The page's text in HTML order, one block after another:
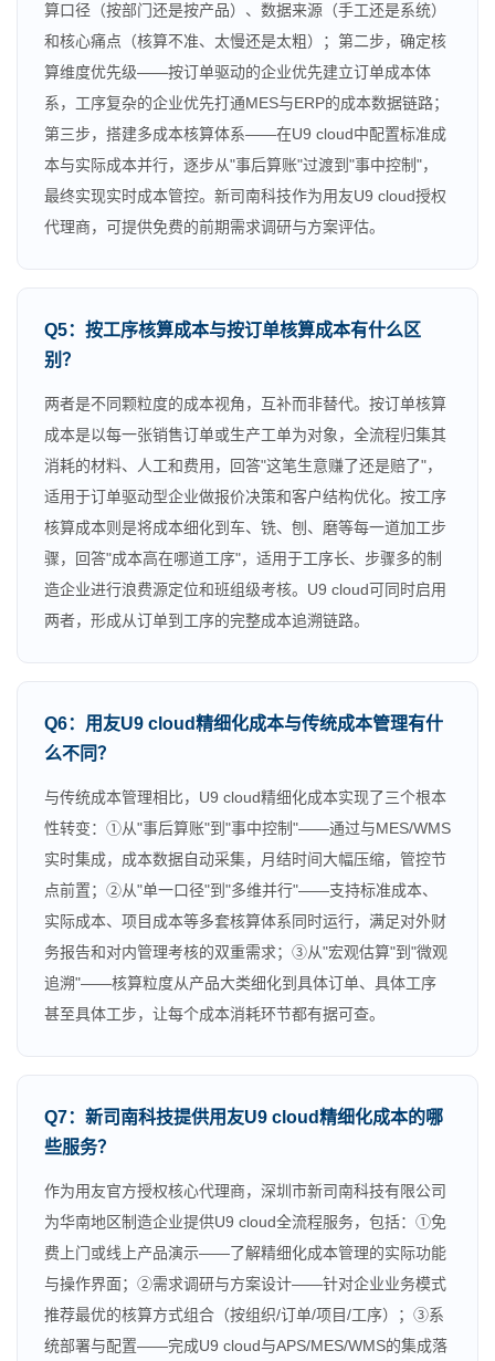
算口径（按部门还是按产品）、数据来源（手工还是系统）
和核心痛点（核算不准、太慢还是太粗）；第二步，确定核
算维度优先级——按订单驱动的企业优先建立订单成本体
系，工序复杂的企业优先打通MES与ERP的成本数据链路；
第三步，搭建多成本核算体系——在U9 cloud中配置标准成
本与实际成本并行，逐步从"事后算账"过渡到"事中控制"，
最终实现实时成本管控。新司南科技作为用友U9 cloud授权
代理商，可提供免费的前期需求调研与方案评估。
Q5：按工序核算成本与按订单核算成本有什么区
别？
两者是不同颗粒度的成本视角，互补而非替代。按订单核算
成本是以每一张销售订单或生产工单为对象，全流程归集其
消耗的材料、人工和费用，回答"这笔生意赚了还是赔了"，
适用于订单驱动型企业做报价决策和客户结构优化。按工序
核算成本则是将成本细化到车、铣、刨、磨等每一道加工步
骤，回答"成本高在哪道工序"，适用于工序长、步骤多的制
造企业进行浪费源定位和班组级考核。U9 cloud可同时启用
两者，形成从订单到工序的完整成本追溯链路。
Q6：用友U9 cloud精细化成本与传统成本管理有什
么不同？
与传统成本管理相比，U9 cloud精细化成本实现了三个根本
性转变：①从"事后算账"到"事中控制"——通过与MES/WMS
实时集成，成本数据自动采集，月结时间大幅压缩，管控节
点前置；②从"单一口径"到"多维并行"——支持标准成本、
实际成本、项目成本等多套核算体系同时运行，满足对外财
务报告和对内管理考核的双重需求；③从"宏观估算"到"微观
追溯"——核算粒度从产品大类细化到具体订单、具体工序
甚至具体工步，让每个成本消耗环节都有据可查。
Q7：新司南科技提供用友U9 cloud精细化成本的哪
些服务？
作为用友官方授权核心代理商，深圳市新司南科技有限公司
为华南地区制造企业提供U9 cloud全流程服务，包括：①免
费上门或线上产品演示——了解精细化成本管理的实际功能
与操作界面；②需求调研与方案设计——针对企业业务模式
推荐最优的核算方式组合（按组织/订单/项目/工序）；③系
统部署与配置——完成U9 cloud与APS/MES/WMS的集成落